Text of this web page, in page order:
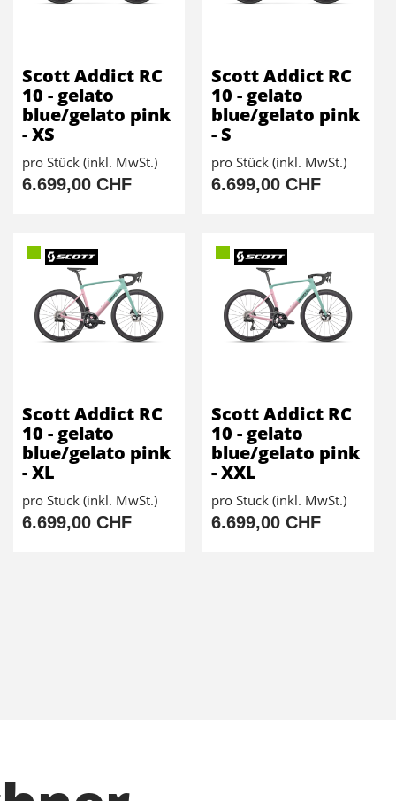
Scott Addict RC
10 - gelato
blue/gelato pink
- XS
pro Stück (inkl. MwSt.)
6.699,00 CHF
Scott Addict RC
10 - gelato
blue/gelato pink
- S
pro Stück (inkl. MwSt.)
6.699,00 CHF
Scott Addict RC
10 - gelato
blue/gelato pink
- XL
pro Stück (inkl. MwSt.)
6.699,00 CHF
Scott Addict RC
10 - gelato
blue/gelato pink
- XXL
pro Stück (inkl. MwSt.)
6.699,00 CHF